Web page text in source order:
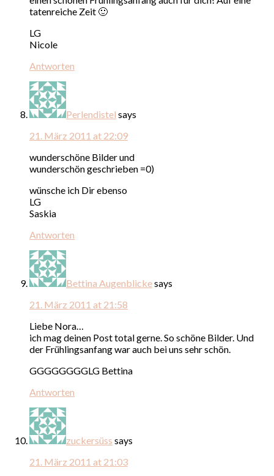
tatenreiche Zeit 🙂
LG
Nicole
Antworten
Perlendistel says
21. März 2011 at 22:09
wunderschöne Bilder und
wunderschön geschrieben =0)
wünsche ich Dir ebenso
LG
Saskia
Antworten
Bettina Augenblickesays
21. März 2011 at 21:58
Liebe Nora…
ich mag deinen Post total gerne. So schöne Bilder. Und
der Frühlingsanfang war auch bei uns sehr schön.
GGGGGGGGLG Bettina
Antworten
zuckersüss says
21. März 2011 at 21:03